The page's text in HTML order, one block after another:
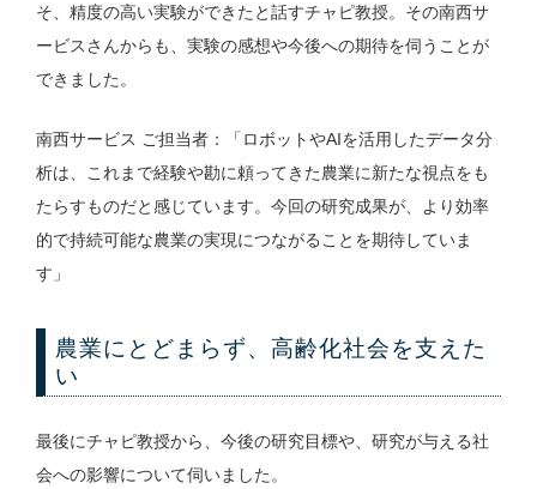
そ、精度の高い実験ができたと話すチャピ教授。その南西サ
ービスさんからも、実験の感想や今後への期待を伺うことが
できました。
南西サービス ご担当者：「ロボットやAIを活用したデータ分
析は、これまで経験や勘に頼ってきた農業に新たな視点をも
たらすものだと感じています。今回の研究成果が、より効率
的で持続可能な農業の実現につながることを期待していま
す」
農業にとどまらず、高齢化社会を支えた
い
最後にチャピ教授から、今後の研究目標や、研究が与える社
会への影響について伺いました。